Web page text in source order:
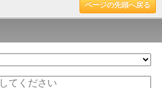
ページの先頭へ戻る